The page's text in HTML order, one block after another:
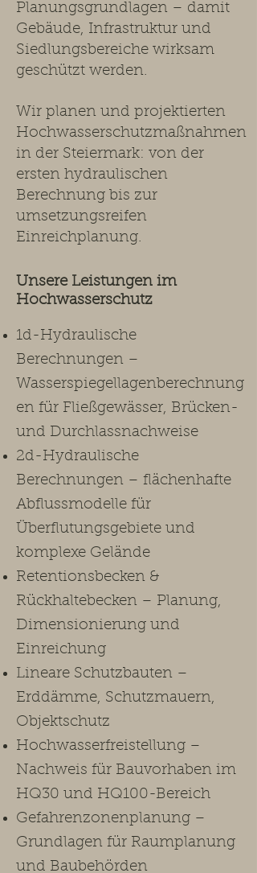
Planungsgrundlagen – damit
Gebäude, Infrastruktur und
Siedlungsbereiche wirksam
geschützt werden.
Wir planen und projektierten
Hochwasserschutzmaßnahmen
in der Steiermark: von der
ersten hydraulischen
Berechnung bis zur
umsetzungsreifen
Einreichplanung.​
Unsere Leistungen im
Hochwasserschutz ​
1d-Hydraulische
Berechnungen –
Wasserspiegellagenberechnung
en für Fließgewässer, Brücken-
und Durchlassnachweise
2d-Hydraulische
Berechnungen – flächenhafte
Abflussmodelle für
Überflutungsgebiete und
komplexe Gelände
Retentionsbecken &
Rückhaltebecken – Planung,
Dimensionierung und
Einreichung
Lineare Schutzbauten –
Erddämme, Schutzmauern,
Objektschutz
Hochwasserfreistellung –
Nachweis für Bauvorhaben im
HQ30 und HQ100-Bereich
Gefahrenzonenplanung –
Grundlagen für Raumplanung
und Baubehörden